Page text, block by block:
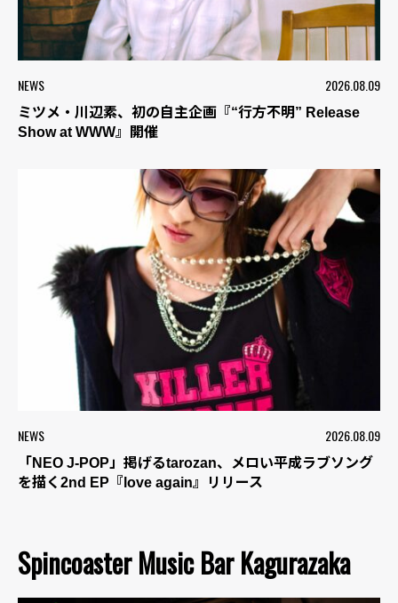
NEWS 2026.08.09
ミツメ・川辺素、初の自主企画『“行方不明” Release
Show at WWW』開催
NEWS 2026.08.09
「NEO J-POP」掲げるtarozan、メロい平成ラブソング
を描く2nd EP『love again』リリース
Spincoaster Music Bar Kagurazaka